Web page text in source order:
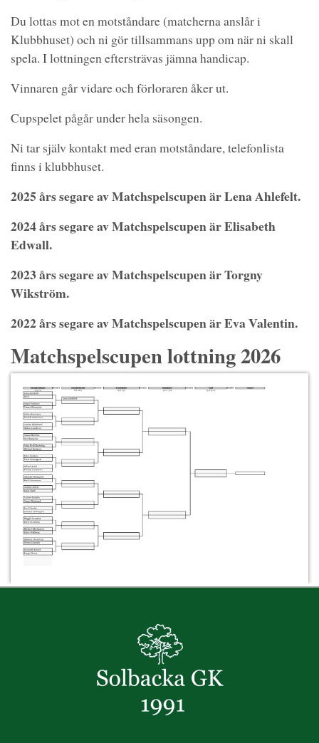
Du lottas mot en motståndare (matcherna anslår i
Klubbhuset) och ni gör tillsammans upp om när ni skall
spela. I lottningen eftersträvas jämna handicap.
Vinnaren går vidare och förloraren åker ut.
Cupspelet pågår under hela säsongen.
Ni tar själv kontakt med eran motståndare, telefonlista
finns i klubbhuset.
2025 års segare av Matchspelscupen är Lena Ahlefelt.
2024 års segare av Matchspelscupen är Elisabeth
Edwall.
2023 års segare av Matchspelscupen är Torgny
Wikström.
2022 års segare av Matchspelscupen är Eva Valentin.
Matchspelscupen lottning 2026